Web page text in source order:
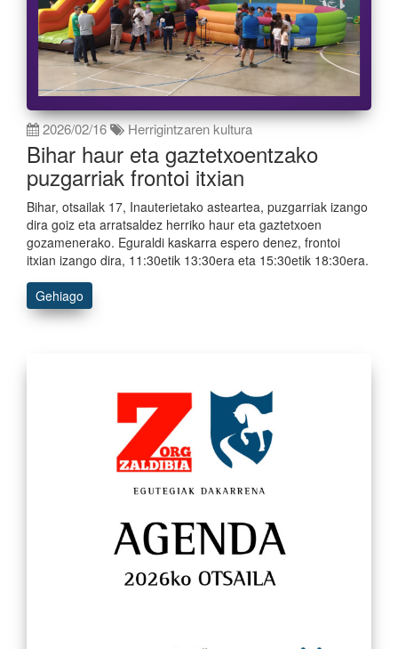
2026/02/16 Herrigintzaren kultura
Bihar haur eta gaztetxoentzako
puzgarriak frontoi itxian
Bihar, otsailak 17, Inauterietako asteartea, puzgarriak izango
dira goiz eta arratsaldez herriko haur eta gaztetxoen
gozamenerako. Eguraldi kaskarra espero denez, frontoi
itxian izango dira, 11:30etik 13:30era eta 15:30etik 18:30era.
Gehiago